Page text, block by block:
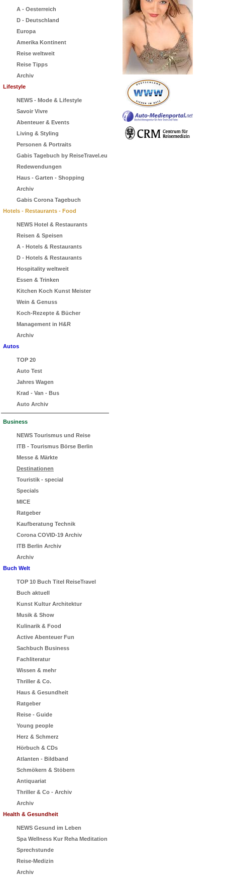
A - Oesterreich
D - Deutschland
Europa
Amerika Kontinent
Reise weltweit
Reise Tipps
Archiv
Lifestyle
NEWS - Mode & Lifestyle
Savoir Vivre
Abenteuer & Events
Living & Styling
Personen & Portraits
Gabis Tagebuch by ReiseTravel.eu
Redewendungen
Haus - Garten - Shopping
Archiv
Gabis Corona Tagebuch
Hotels - Restaurants - Food
NEWS Hotel & Restaurants
Reisen & Speisen
A - Hotels & Restaurants
D - Hotels & Restaurants
Hospitality weltweit
Essen & Trinken
Kitchen Koch Kunst Meister
Wein & Genuss
Koch-Rezepte & Bücher
Management in H&R
Archiv
Autos
TOP 20
Auto Test
Jahres Wagen
Krad - Van - Bus
Auto Archiv
Business
NEWS Tourismus und Reise
ITB - Tourismus Börse Berlin
Messe & Märkte
Destinationen
Touristik - special
Specials
MICE
Ratgeber
Kaufberatung Technik
Corona COVID-19 Archiv
ITB Berlin Archiv
Archiv
Buch Welt
TOP 10 Buch Titel ReiseTravel
Buch aktuell
Kunst Kultur Architektur
Musik & Show
Kulinarik & Food
Active Abenteuer Fun
Sachbuch Business
Fachliteratur
Wissen & mehr
Thriller & Co.
Haus & Gesundheit
Ratgeber
Reise - Guide
Young people
Herz & Schmerz
Hörbuch & CDs
Atlanten - Bildband
Schmökern & Stöbern
Antiquariat
Thriller & Co - Archiv
Archiv
Health & Gesundheit
NEWS Gesund im Leben
Spa Wellness Kur Reha Meditation
Sprechstunde
Reise-Medizin
Archiv